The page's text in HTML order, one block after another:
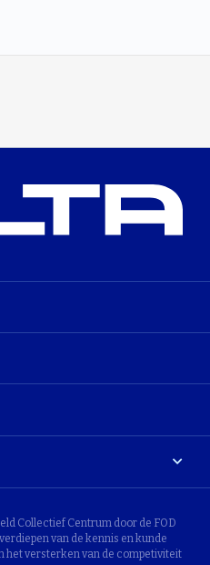
Collectief Centrum door de FOD
van de kennis en kunde
het versterken van de competiviteit